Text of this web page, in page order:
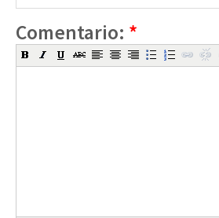
Comentario: *